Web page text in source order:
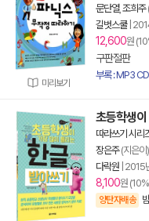
미리보기
문단열, 조희주
길벗스쿨|
12,600원
구판절판
부록 : MP3
초등학생이
따라쓰기 시리
장은주(지은이),
다락원 2015
8,100원
양탄자배송